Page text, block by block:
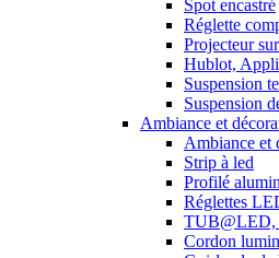
Spot encastré
Réglette
Projecteur
Hublot,
Suspension
Suspension
Ambiance et
Ambiance et
Strip à led
Profilé
Réglettes
TUB@LED,
Cordon